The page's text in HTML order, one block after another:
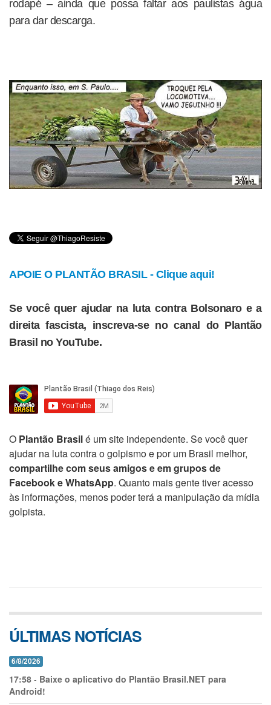
rodapé – ainda que possa faltar aos paulistas água
para dar descarga.
APOIE O PLANTÃO BRASIL - Clique aqui!
Se você quer ajudar na luta contra Bolsonaro e a
direita fascista, inscreva-se no canal do Plantão
Brasil no YouTube.
O Plantão Brasilé um site independente. Se você quer
ajudar na luta contra o golpismo e por um Brasil melhor,
compartilhe com seus amigos e em grupos de
Facebook e WhatsApp. Quanto mais gente tiver acesso
às informações, menos poder terá a manipulação da mídia
golpista.
ÚLTIMAS NOTÍCIAS
6/8/2026
17:58 - Baixe o aplicativo do Plantão Brasil.NET para
Android!